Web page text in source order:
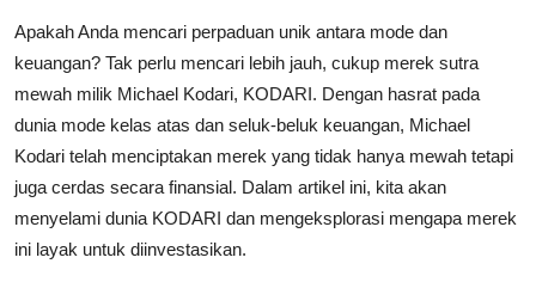
News Network
Submit Press Release
Guest Posting
Crypto
Apakah Anda mencari perpaduan unik antara mode dan
keuangan? Tak perlu mencari lebih jauh, cukup merek sutra
mewah milik Michael Kodari, KODARI. Dengan hasrat pada
dunia mode kelas atas dan seluk-beluk keuangan, Michael
Kodari telah menciptakan merek yang tidak hanya mewah tetapi
juga cerdas secara finansial. Dalam artikel ini, kita akan
menyelami dunia KODARI dan mengeksplorasi mengapa merek
ini layak untuk diinvestasikan.